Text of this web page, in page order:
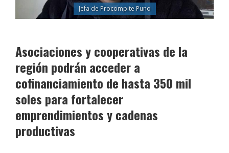
Jefa de Procompite Puno
Asociaciones y cooperativas de la
región podrán acceder a
cofinanciamiento de hasta 350 mil
soles para fortalecer
emprendimientos y cadenas
productivas